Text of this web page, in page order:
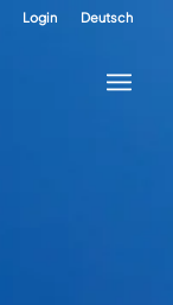
Login Deutsch